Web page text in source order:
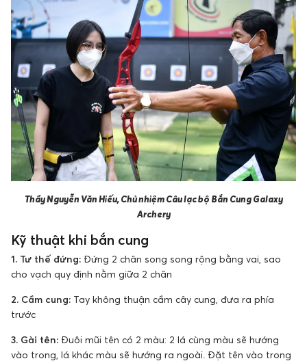
Thầy Nguyễn Văn Hiếu, Chủ nhiệm Câu lạc bộ Bắn Cung Galaxy
Archery
Kỹ thuật khi bắn cung
1. Tư thế đứng: Đứng 2 chân song song rộng bằng vai, sao
cho vạch quy định nằm giữa 2 chân
2. Cầm cung: Tay không thuận cầm cây cung, đưa ra phía
trước
3. Gài tên: Đuôi mũi tên có 2 màu: 2 lá cùng màu sẽ hướng
vào trong, lá khác màu sẽ hướng ra ngoài. Đặt tên vào trong